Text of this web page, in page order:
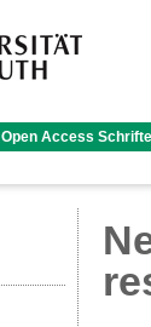
Open Access